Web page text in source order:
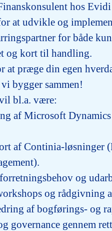
hos Evidi
at udvikle og
for både
og kort til handling.
at præge din egen
bygger sammen!
bl.a. være:
af Microsoft
af Continia-løsninger
og
og rådgivning
af bogførings- og
governance gennem